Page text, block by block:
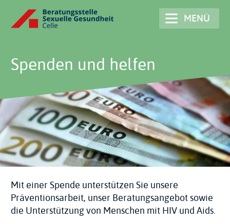
Direkt
zum
MENÜ
Spenden und helfen
Mit einer Spende unterstützen Sie unsere
Präventionsarbeit, unser Beratungsangebot sowie
die Unterstützung von Menschen mit HIV und Aids.